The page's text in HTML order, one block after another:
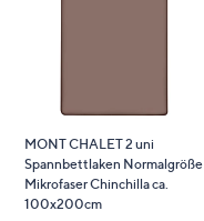
MONT CHALET 2 uni
Spannbettlaken Normalgröße
Mikrofaser Chinchilla ca.
100x200cm